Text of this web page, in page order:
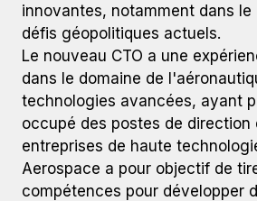
innovantes, notamment dans
défis géopolitiques actuels.
Le nouveau CTO a une
dans le domaine de
technologies avancées, ayant
occupé des postes de direction
entreprises de haute
Aerospace a pour objectif de
compétences pour développer